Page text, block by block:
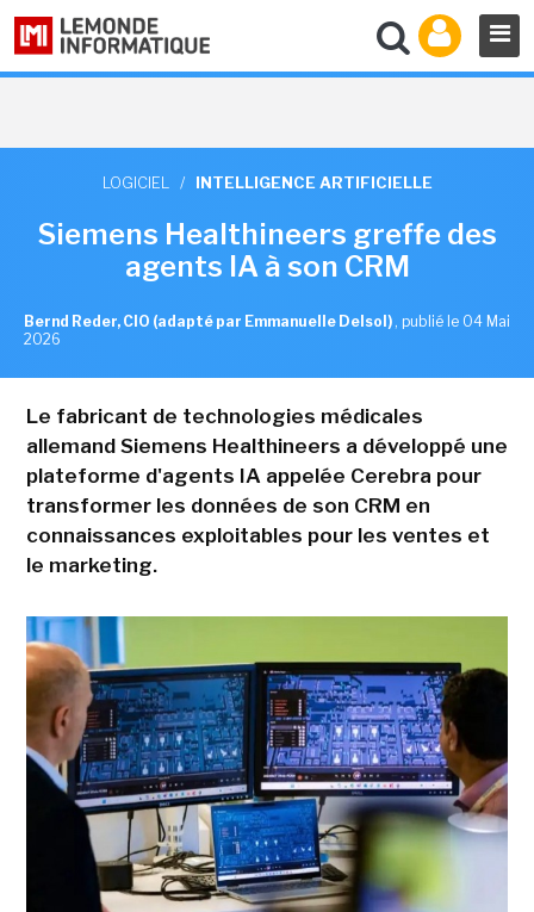
LOGICIEL / INTELLIGENCE ARTIFICIELLE
Siemens Healthineers greffe des
agents IA à son CRM
Bernd Reder, CIO (adapté par Emmanuelle Delsol) , publié le 04 Mai
2026
Le fabricant de technologies médicales
allemand Siemens Healthineers a développé une
plateforme d'agents IA appelée Cerebra pour
transformer les données de son CRM en
connaissances exploitables pour les ventes et
le marketing.